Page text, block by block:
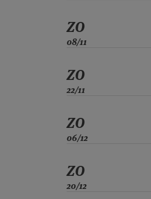
ZO
08/11
ZO
22/11
ZO
06/12
ZO
20/12